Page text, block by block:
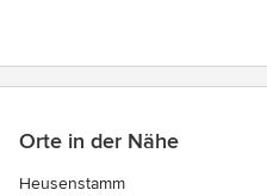
Orte in der Nähe
Heusenstamm